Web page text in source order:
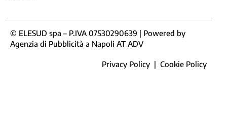
© ELESUD spa – P.IVA 07530290639 | Powered by
Agenzia di Pubblicità a Napoli AT ADV
Privacy Policy | Cookie Policy